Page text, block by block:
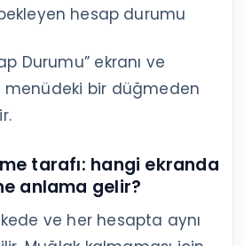
hesap durumu
Durumu” ekranı ve
menüdeki bir düğmeden
tarafı: hangi ekranda
anlama gelir?
ve her hesapta aynı